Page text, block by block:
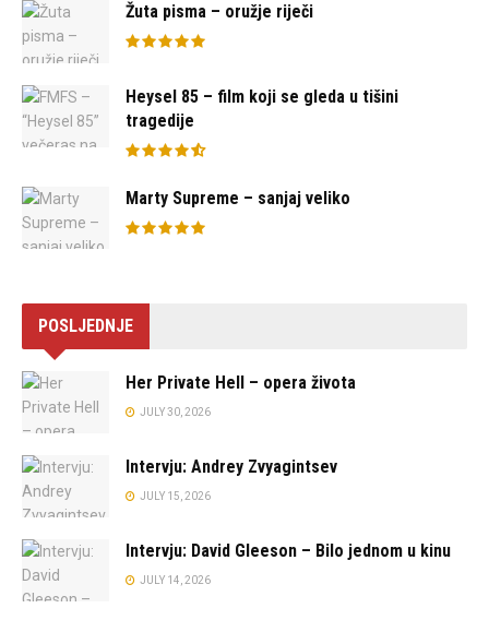
Žuta pisma – oružje riječi
Heysel 85 – film koji se gleda u tišini
tragedije
Marty Supreme – sanjaj veliko
POSLJEDNJE
Her Private Hell – opera života
JULY 30, 2026
Intervju: Andrey Zvyagintsev
JULY 15, 2026
Intervju: David Gleeson – Bilo jednom u kinu
JULY 14, 2026